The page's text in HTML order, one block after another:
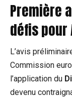
Première
défis pour
L’avis
Commission
l’application du
devenu